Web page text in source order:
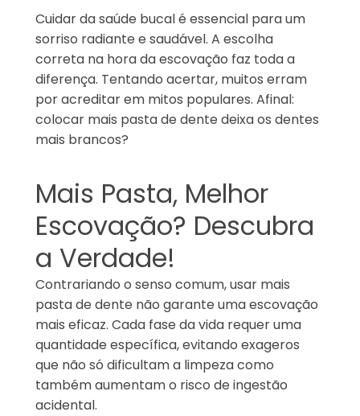
Cuidar da saúde bucal é essencial para um
sorriso radiante e saudável. A escolha
correta na hora da escovação faz toda a
diferença. Tentando acertar, muitos erram
por acreditar em mitos populares. Afinal:
colocar mais pasta de dente deixa os dentes
mais brancos?
Mais Pasta, Melhor
Escovação? Descubra
a Verdade!
Contrariando o senso comum, usar mais
pasta de dente não garante uma escovação
mais eficaz. Cada fase da vida requer uma
quantidade específica, evitando exageros
que não só dificultam a limpeza como
também aumentam o risco de ingestão
acidental.